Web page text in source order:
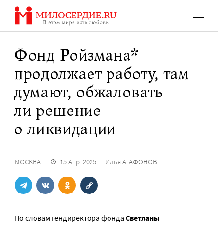
Перейти
содержанию
Фонд Ройзмана*
продолжает работу, там
думают, обжаловать
ли решение
о ликвидации
МОСКВА 15 Апр. 2025 Илья АГАФОНОВ
По словам гендиректора фонда Светланы